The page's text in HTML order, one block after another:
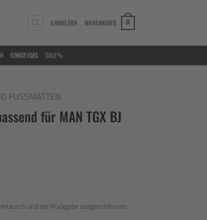
ANMELDEN WARENKORB 0
SONSTIGES SALE%
FUSSMATTEN
für MAN TGX BJ
und der Rückgabe ausgeschlossen.